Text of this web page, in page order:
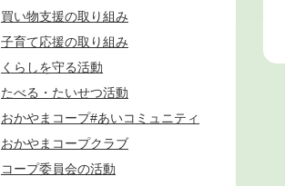
買い物支援の取り組み
子育て応援の取り組み
くらしを守る活動
たべる・たいせつ活動
おかやまコープ#あいコミュニティ
おかやまコープクラブ
コープ委員会の活動